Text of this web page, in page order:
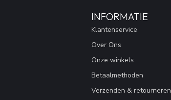
INFORMATIE
Klantenservice
Over Ons
Onze winkels
Betaalmethoden
Verzenden & retourneren